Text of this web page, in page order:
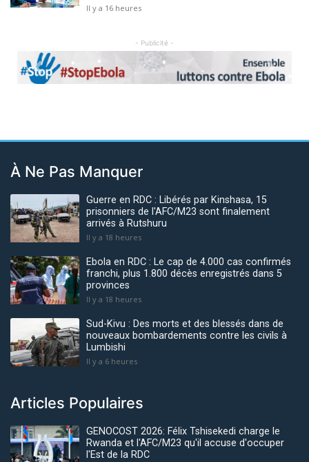
Il y a 16 heures
- Publicité -
Previous Next
À Ne Pas Manquer
Guerre en RDC : Libérés par Kinshasa, 15
prisonniers de l'AFC/M23 sont finalement
arrivés à Rutshuru
Il y a 18 heures
Ebola en RDC : Le cap de 4.000 cas confirmés
franchi, plus 1.800 décès enregistrés dans 5
provinces
Il y a 18 heures
Sud-Kivu : Des morts et des blessés dans de
nouveaux bombardements contre les civils à
Lumbishi
Il y a 6 heures
Articles Populaires
GENOCOST 2026: Félix Tshisekedi charge le
Rwanda et l'AFC/M23 qu'il accuse d'occuper
l'Est de la RDC